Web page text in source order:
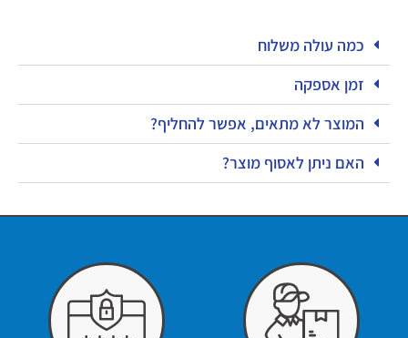
כמה עולה משלוח
זמן אספקה
המוצר לא מתאים, אפשר להחליף?
האם ניתן לאסוף מוצר?